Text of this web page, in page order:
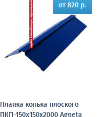
от 820 р.
Планка конька плоского